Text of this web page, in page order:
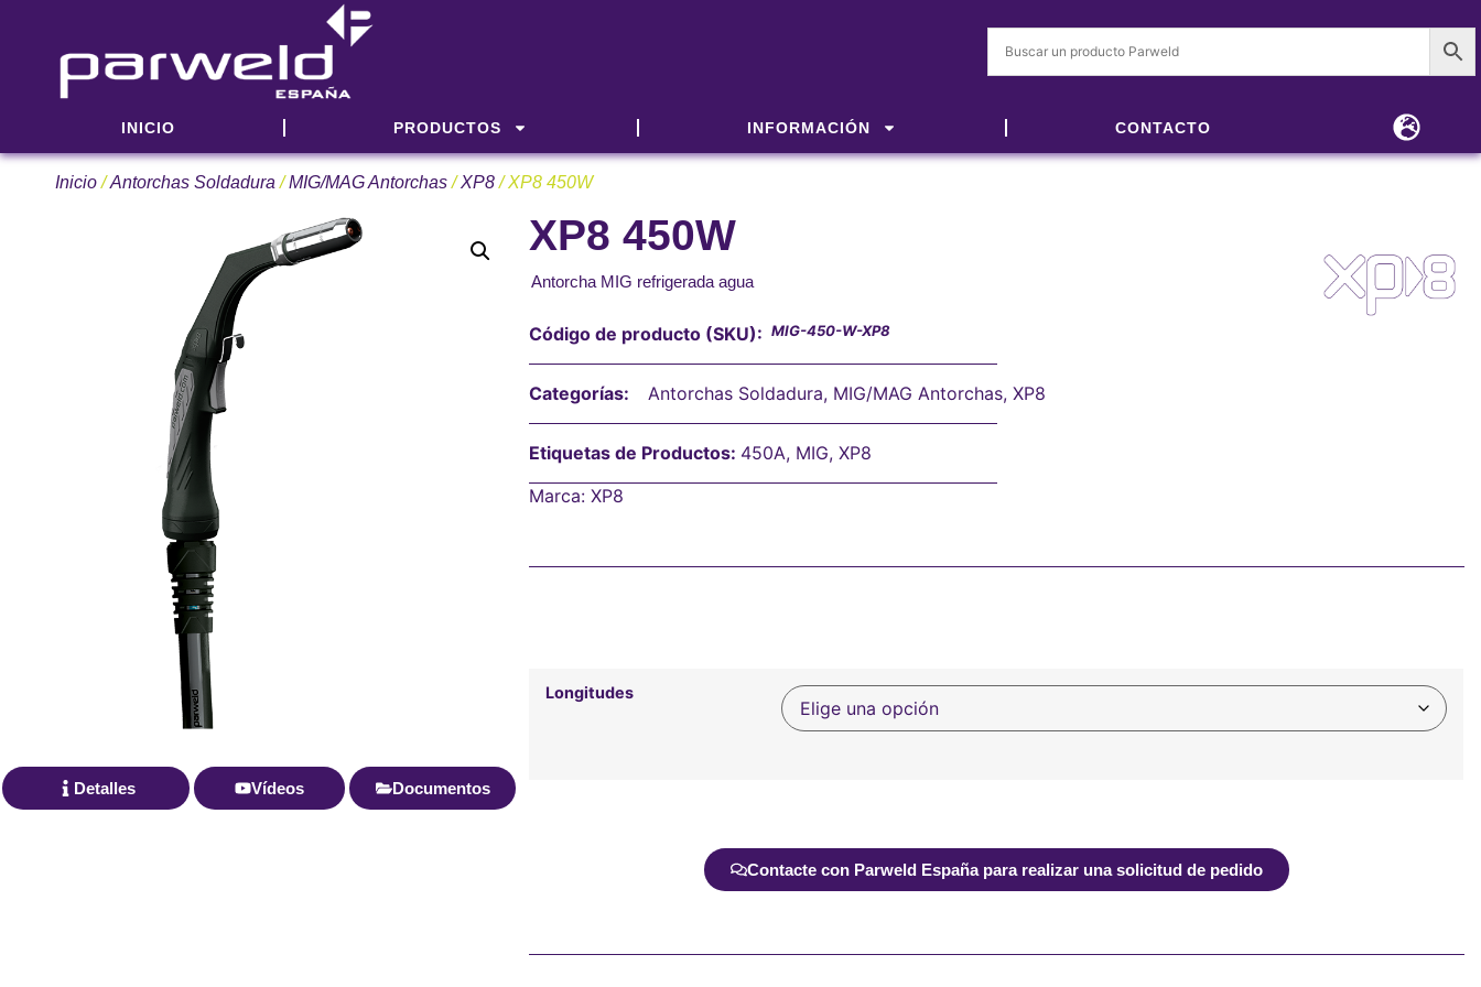
INICIO PRODUCTOS INFORMACIÓN CONTACTO
Inicio/Antorchas Soldadura /MIG/MAG Antorchas/XP8/ XP8 450W
Detalles Vídeos Documentos
XP8 450W
Antorcha MIG refrigerada agua
Código de producto (SKU):MIG-450-W-XP8
Categorías: Antorchas Soldadura, MIG/MAG Antorchas,XP8
Etiquetas de Productos: 450A, MIG,XP8
Marca:XP8
Longitudes
Contacte con Parweld España para realizar una solicitud de pedido